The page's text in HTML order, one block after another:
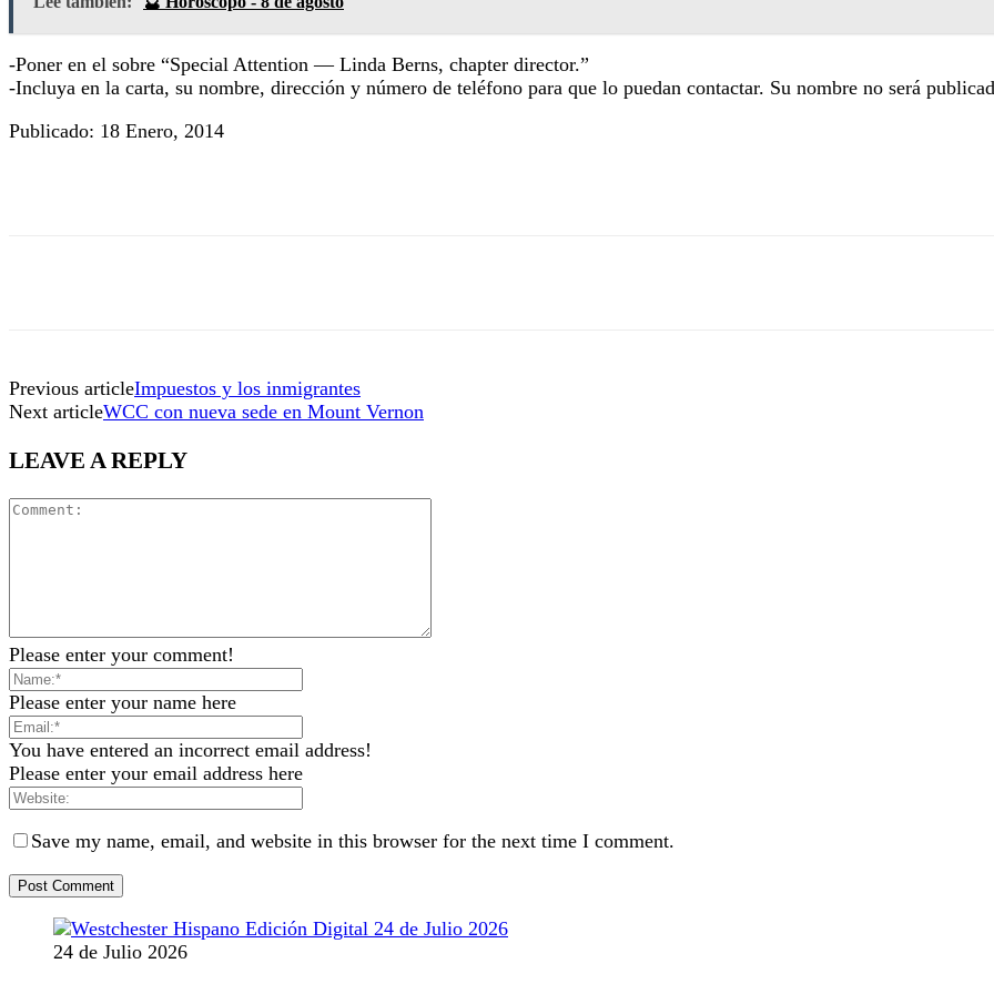
-Poner en el sobre “Special Attention — Linda Berns, chapter director.”
-Incluya en la carta, su nombre, dirección y número de teléfono para que lo puedan contactar. Su nombre no será
Publicado: 18 Enero, 2014
Previous articleImpuestos y los inmigrantes
Next articleWCC con nueva sede en Mount Vernon
LEAVE A REPLY
Please enter your comment!
Please enter your name here
You have entered an incorrect email address!
Please enter your email address here
Save my name, email, and website in this browser for the next time I comment.
24 de Julio 2026